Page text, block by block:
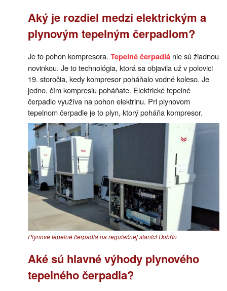
Aký je rozdiel medzi elektrickým a
plynovým tepelným čerpadlom?
Je to pohon kompresora. Tepelné čerpadlá nie sú žiadnou
novinkou. Je to technológia, ktorá sa objavila už v polovici
19. storočia, kedy kompresor poháňalo vodné koleso. Je
jedno, čím kompresiu poháňate. Elektrické tepelné
čerpadlo využíva na pohon elektrinu. Pri plynovom
tepelnom čerpadle je to plyn, ktorý poháňa kompresor.
Plynové tepelné čerpadlá na regulačnej stanici Dobříň
Aké sú hlavné výhody plynového
tepelného čerpadla?